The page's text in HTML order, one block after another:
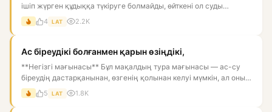
ішіп жүрген құдыққа түкіруге болмайды, өйткені ол суды
ластай...
4 LAT 2.2K
Ас біреудікі болғанмен қарын өзіңдікі,
**Негізгі мағынасы** Бұл мақалдың тура мағынасы — ас-су
біреудің дастарқанынан, өзгенің қолынан келуі мүмкін, ал оны
қор...
5 LAT 1.8K